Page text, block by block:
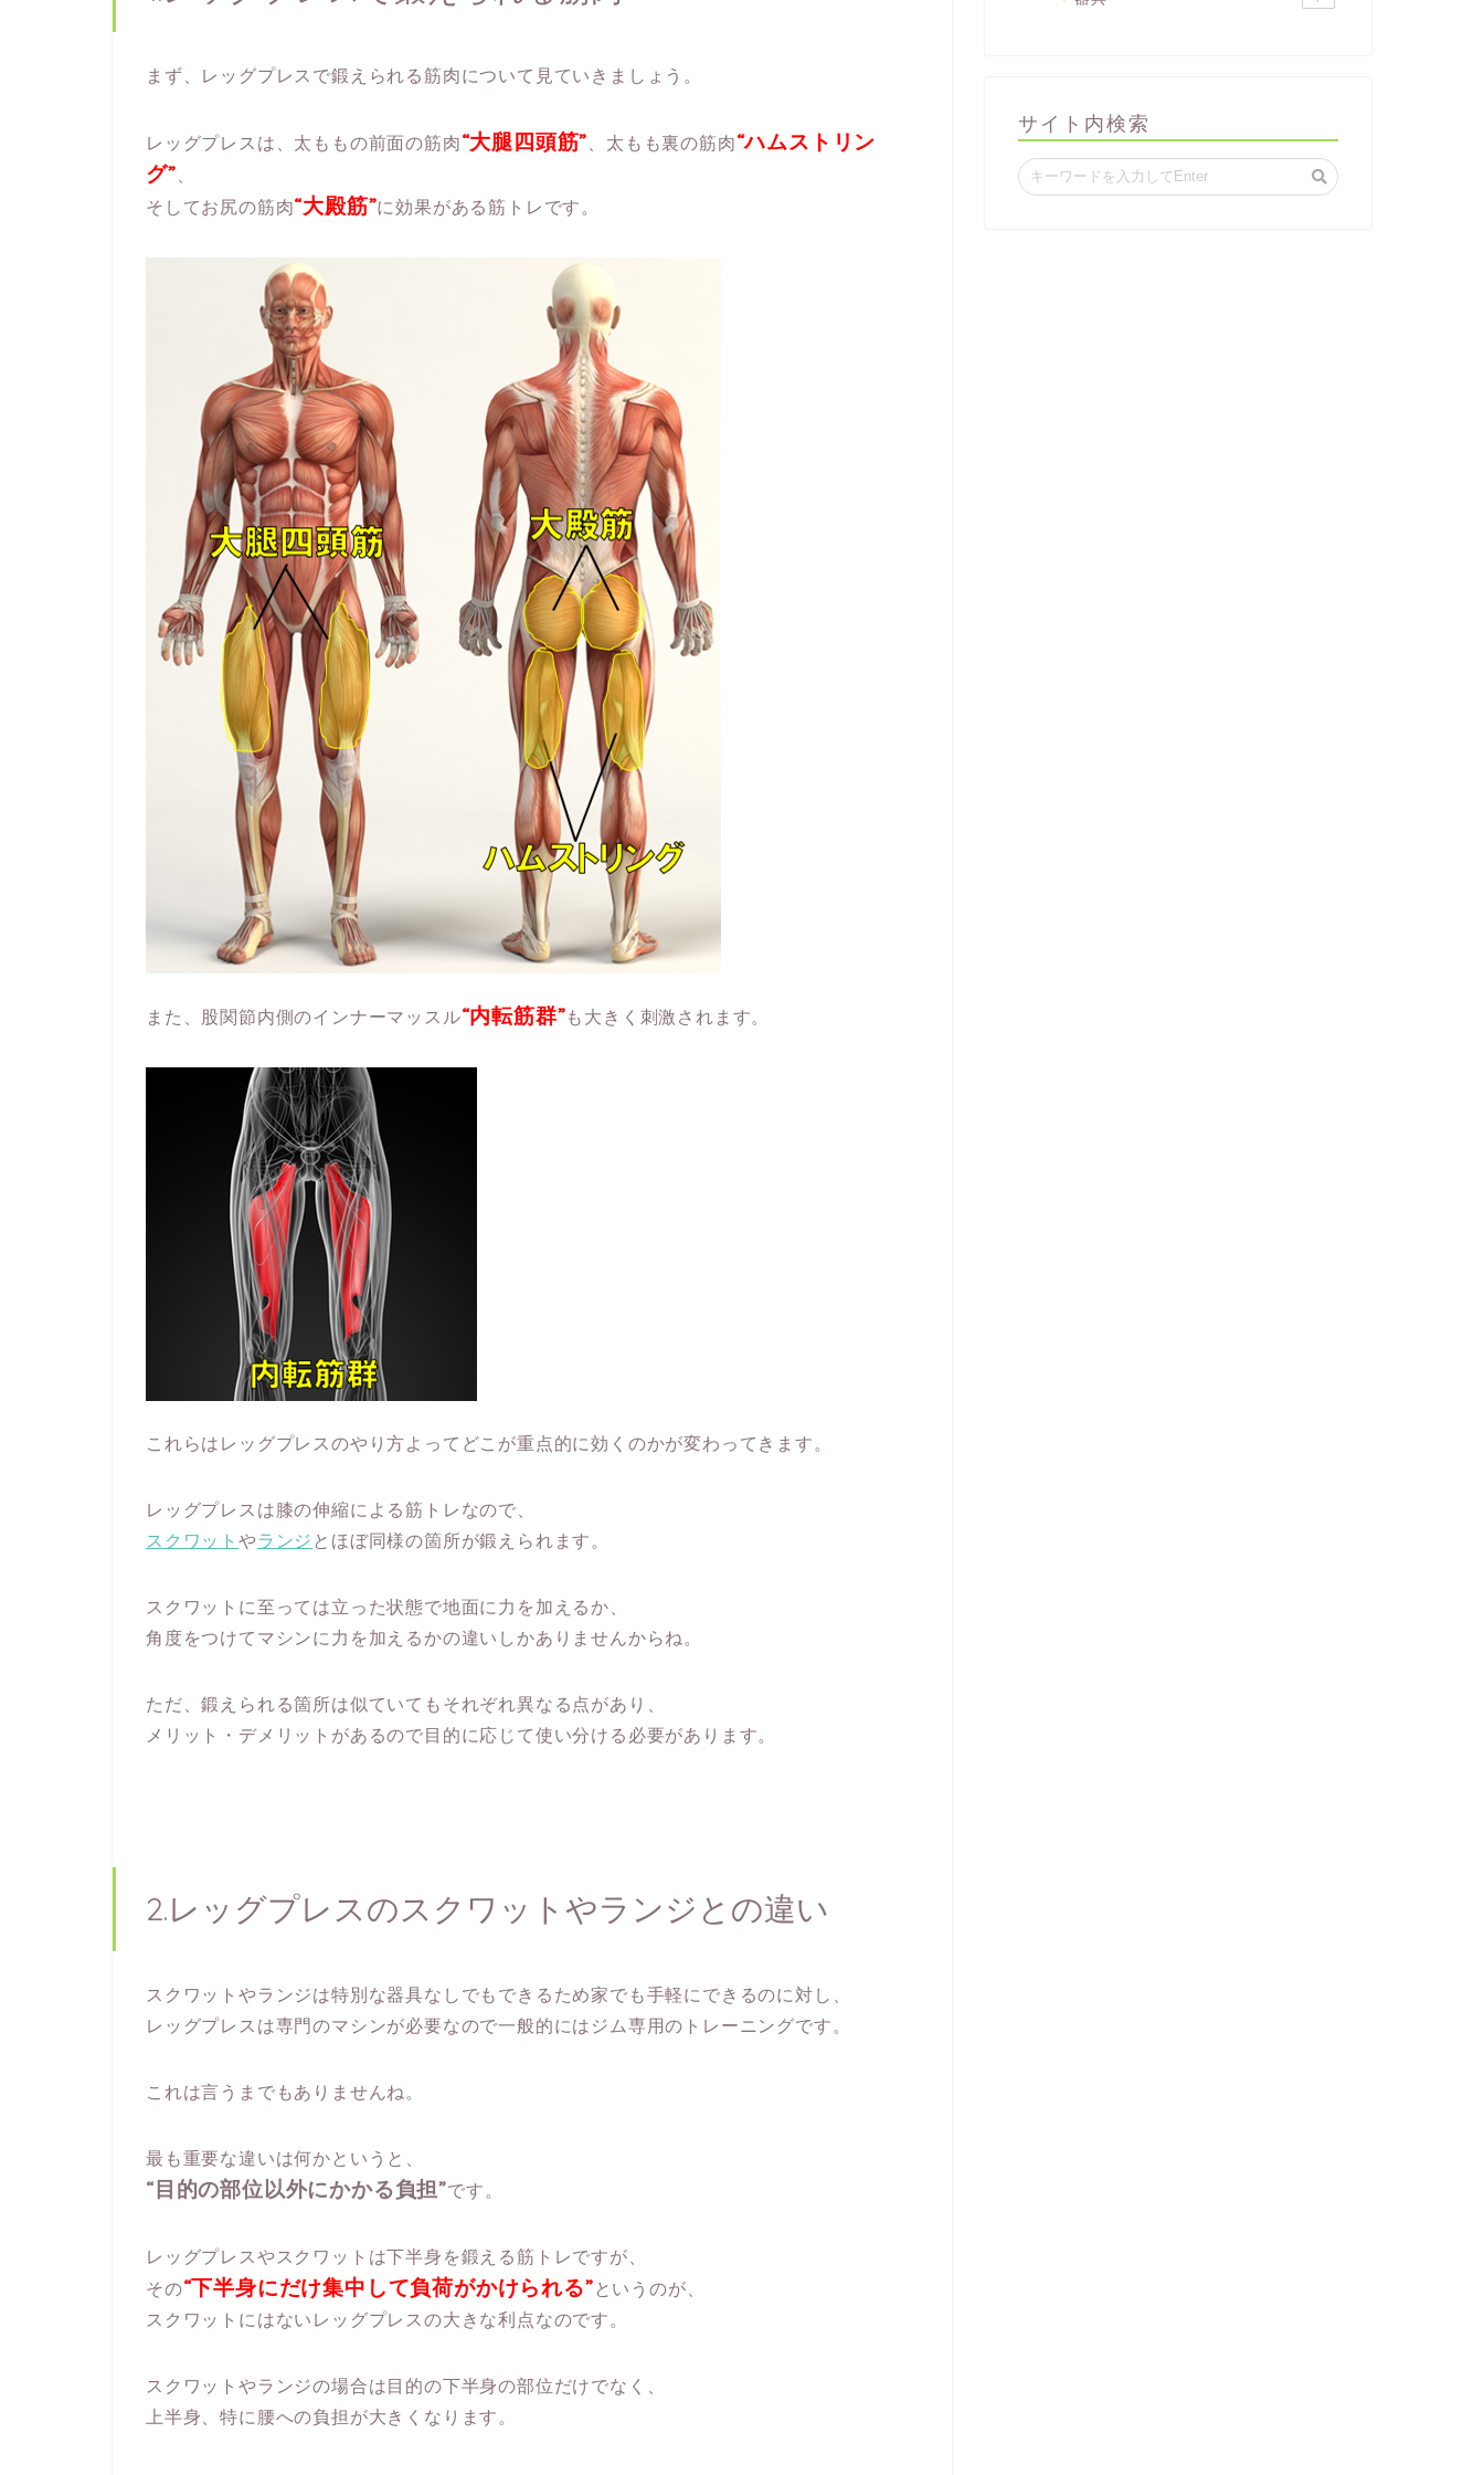
まず、レッグプレスで鍛えられる筋肉について見ていきましょう。
レッグプレスは、太ももの前面の筋肉“大腿四頭筋”、太もも裏の筋肉“ハムストリン
グ”、
そしてお尻の筋肉“大殿筋”に効果がある筋トレです。
また、股関節内側のインナーマッスル“内転筋群”も大きく刺激されます。
これらはレッグプレスのやり方よってどこが重点的に効くのかが変わってきます。
レッグプレスは膝の伸縮による筋トレなので、
スクワット やランジ とほぼ同様の箇所が鍛えられます。
スクワットに至っては立った状態で地面に力を加えるか、
角度をつけてマシンに力を加えるかの違いしかありませんからね。
ただ、鍛えられる箇所は似ていてもそれぞれ異なる点があり、
メリット・デメリットがあるので目的に応じて使い分ける必要があります。
2.レッグプレスのスクワットやランジとの違い
スクワットやランジは特別な器具なしでもできるため家でも手軽にできるのに対し、
レッグプレスは専門のマシンが必要なので一般的にはジム専用のトレーニングです。
これは言うまでもありませんね。
最も重要な違いは何かというと、
“目的の部位以外にかかる負担”です。
レッグプレスやスクワットは下半身を鍛える筋トレですが、
その“下半身にだけ集中して負荷がかけられる” というのが、
スクワットにはないレッグプレスの大きな利点なのです。
スクワットやランジの場合は目的の下半身の部位だけでなく、
上半身、特に腰への負担が大きくなります。
サイト内検索